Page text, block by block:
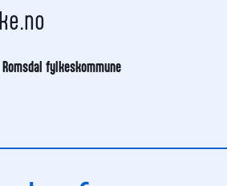
fylkeskommune